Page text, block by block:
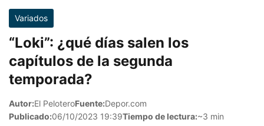
Variados
“Loki”: ¿qué días salen los
capítulos de la segunda
temporada?
Autor:El PeloteroFuente:Depor.com
Publicado:06/10/2023 19:39Tiempo de lectura:~3 min